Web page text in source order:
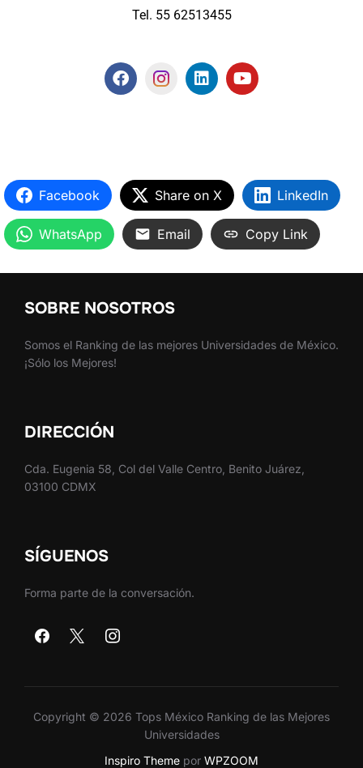
Tel. 55 62513455
Facebook Share on X LinkedIn
WhatsApp Email Copy Link
SOBRE NOSOTROS
Somos el Ranking de las mejores Universidades de México.
¡Sólo los Mejores!
DIRECCIÓN
Cda. Eugenia 58, Col del Valle Centro, Benito Juárez,
03100 CDMX
SÍGUENOS
Forma parte de la conversación.
Copyright © 2026 Tops México Ranking de las Mejores
Universidades
Inspiro Theme por WPZOOM